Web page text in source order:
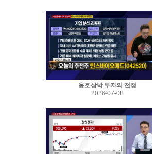
용호상박 투자의 전쟁
2026-07-08